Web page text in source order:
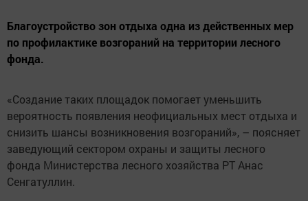
Благоустройство зон отдыха одна из действенных мер
по профилактике возгораний на территории лесного
фонда.
«Создание таких площадок помогает уменьшить
вероятность появления неофициальных мест отдыха и
снизить шансы возникновения возгораний», – поясняет
заведующий сектором охраны и защиты лесного
фонда Министерства лесного хозяйства РТ Анас
Сенгатуллин.